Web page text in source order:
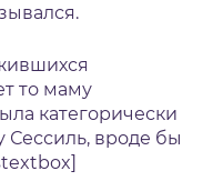
то маму
категорически
Сессиль, вроде бы